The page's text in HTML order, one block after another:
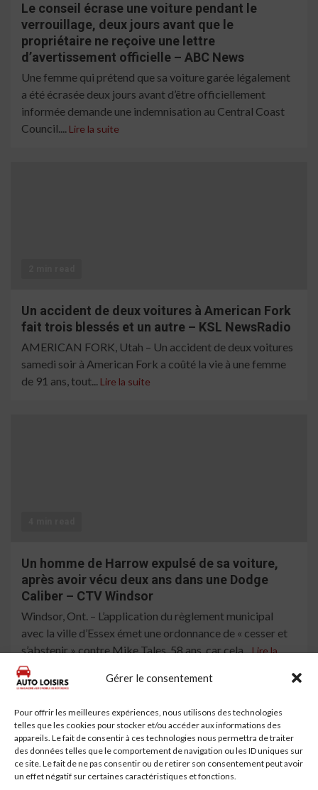
Gérer le consentement
Pour offrir les meilleures expériences, nous utilisons des technologies
telles que les cookies pour stocker et/ou accéder aux informations des
appareils. Le fait de consentir à ces technologies nous permettra de traiter
des données telles que le comportement de navigation ou les ID uniques sur
ce site. Le fait de ne pas consentir ou de retirer son consentement peut avoir
un effet négatif sur certaines caractéristiques et fonctions.
Le conseil écrase une voiture pendant le
verrouillage, deux jours avant que le
propriétaire ne reçoive une lettre
d’avertissement officielle – ABC News
Une femme qui prétend que sa voiture garée légalement
a été écrasée deux jours avant d’être officiellement
informée demande une indemnisation au Central Coast
Council.... Lire la suite
Un accident de deux voitures à American Fork
fait trois blessés et un autre – KSL NewsRadio
AMERICAN FORK, Utah – Un accident de deux voitures
samedi soir à American Fork a coûté la vie à une femme
de 91 ans, tout... Lire la suite
Un homme de Harrow expulsé de sa voiture,
après avoir vécu deux ans dans une Dodge
Caliber – CTV Windsor
Windsor, Ont. – L’application du règlement municipal
avec la ville d’Essex émet une ordonnance de « cesser et
s’abstenir » contre Mike Tales, 58 ans, car cela...Lire la
suite